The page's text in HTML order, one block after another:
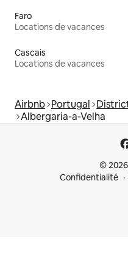
Faro
Locations de vacances
Cascais
Locations de vacances
Airbnb Portugal
Albergaria-a-Velha
©
Confidentialité